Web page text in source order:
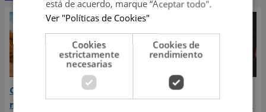
Carín León atraviesa el
mejor momento de su
Daniela Darcourt, Masiel
está de acuerdo, marque “Aceptar todo".
Ver "Políticas de Cookies"
Cookies
estrictamente
necesarias
Cookies de
rendimiento